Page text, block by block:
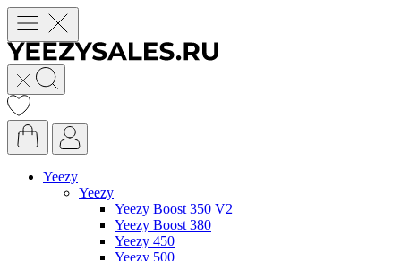
Yeezy
Yeezy
Yeezy Boost 350 V2
Yeezy Boost 380
Yeezy 450
Yeezy 500